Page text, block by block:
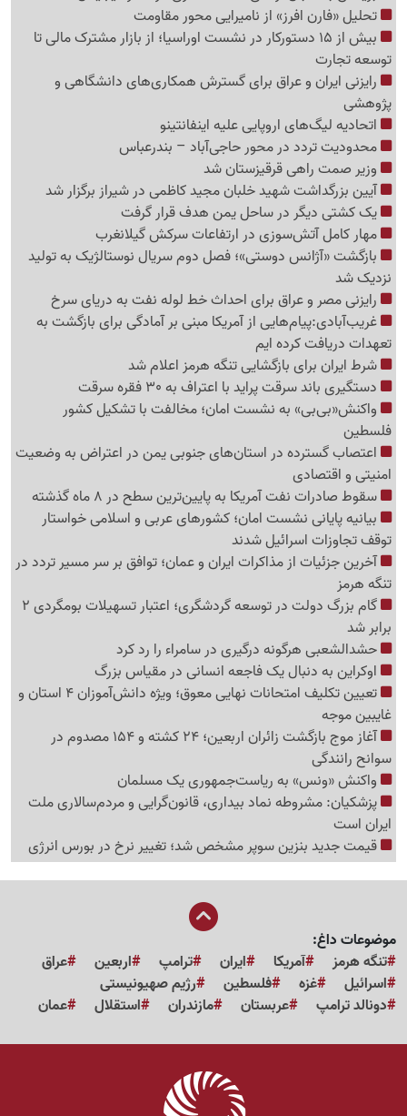
تحلیل «فارن افرز» از نامیرایی محور مقاومت
بیش از 15 دستورکار در نشست اوراسیا؛ از بازار مشترک مالی تا
توسعه تجارت
رایزنی ایران و عراق برای گسترش همکاری‌های دانشگاهی و
پژوهشی
اتحادیه لیگ‌های اروپایی علیه اینفانتینو
محدودیت تردد در محور حاجی‌آباد – بندرعباس
وزیر صمت راهی قرقیزستان شد
آیین بزرگداشت شهید خلبان مجید کاظمی در شیراز برگزار شد
یک کشتی دیگر در ساحل یمن هدف قرار گرفت
مهار کامل آتش‌سوزی در ارتفاعات سرکش گیلانغرب
بازگشت «آژانس دوستی»؛ فصل دوم سریال نوستالژیک به تولید
نزدیک شد
رایزنی مصر و عراق برای احداث خط لوله نفت به دریای سرخ
غریب‌آبادی:پیام‌هایی از آمریکا مبنی بر آمادگی برای بازگشت به
تعهدات دریافت کرده ایم
شرط ایران برای بازگشایی تنگه هرمز اعلام شد
دستگیری باند سرقت پراید با اعتراف به 30 فقره سرقت
واکنش«بی‌بی» به نشست امان؛ مخالفت با تشکیل کشور
فلسطین
اعتصاب گسترده در استان‌های جنوبی یمن در اعتراض به وضعیت
امنیتی و اقتصادی
سقوط صادرات نفت آمریکا به پایین‌ترین سطح در 8 ماه گذشته
بیانیه پایانی نشست امان؛ کشورهای عربی و اسلامی خواستار
توقف تجاوزات اسرائیل شدند
آخرین جزئیات از مذاکرات ایران و عمان؛ توافق بر سر مسیر تردد در
تنگه هرمز
گام بزرگ دولت در توسعه گردشگری؛ اعتبار تسهیلات بومگردی 2
برابر شد
حشدالشعبی هرگونه درگیری در سامراء را رد کرد
اوکراین به دنبال یک فاجعه انسانی در مقیاس بزرگ
تعیین تکلیف امتحانات نهایی معوق؛ ویژه دانش‌آموزان 4 استان و
غایبین موجه
آغاز موج بازگشت زائران اربعین؛ 24 کشته و 154 مصدوم در
سوانح رانندگی
واکنش «ونس» به ریاست‌جمهوری یک مسلمان
پزشکیان: مشروطه نماد بیداری، قانون‌گرایی و مردم‌سالاری ملت
ایران است
قیمت جدید بنزین سوپر مشخص شد؛ تغییر نرخ در بورس انرژی
موضوعات داغ:
تنگه هرمز
آمریکا ایران ترامپ اربعین
عراق
اسرائیل
غزه فلسطین
رژیم صهیونیستی
دونالد ترامپ
عربستان مازندران استقلال عمان